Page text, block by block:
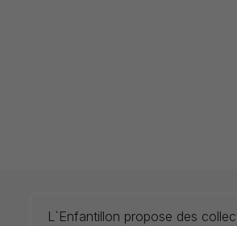
L`Enfantillon propose des